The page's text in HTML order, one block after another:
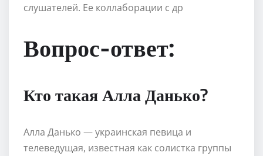
слушателей. Ее коллаборации с др
Вопрос-ответ:
Кто такая Алла Данько?
Алла Данько — украинская певица и
телеведущая, известная как солистка группы